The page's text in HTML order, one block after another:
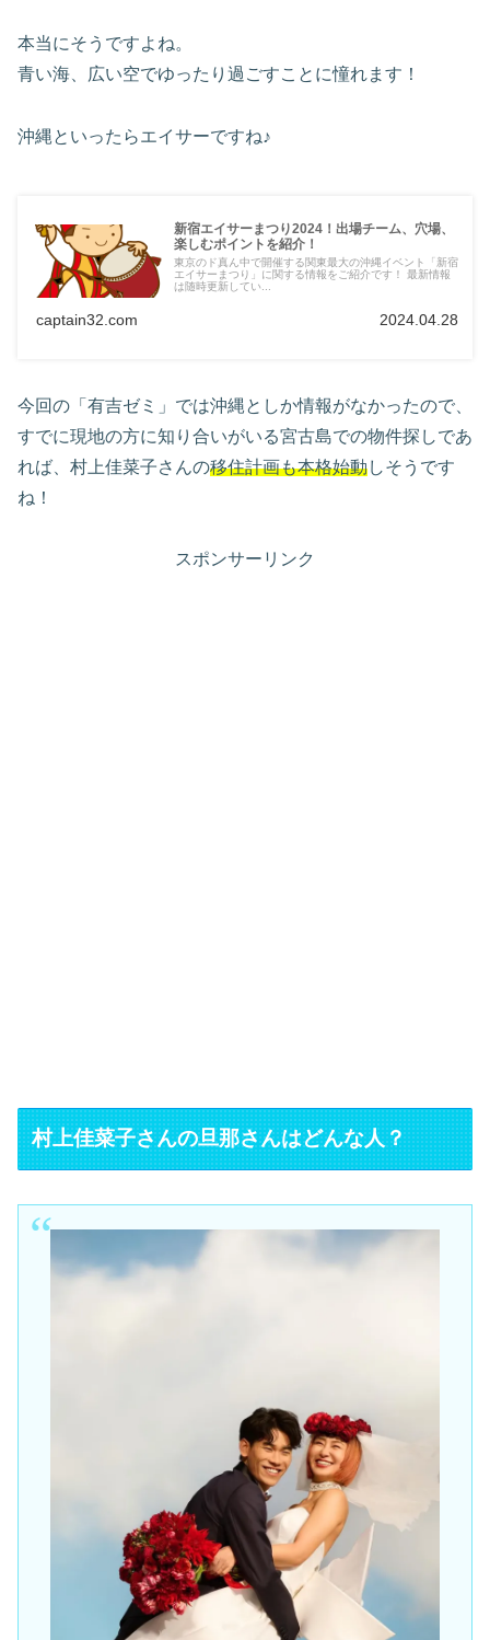
本当にそうですよね。
青い海、広い空でゆったり過ごすことに憧れます！
沖縄といったらエイサーですね♪
新宿エイサーまつり2024！出場チーム、穴場、
楽しむポイントを紹介！
東京のド真ん中で開催する関東最大の沖縄イベント「新宿
エイサーまつり」に関する情報をご紹介です！ 最新情報
は随時更新してい...
captain32.com 2024.04.28
今回の「有吉ゼミ」では沖縄としか情報がなかったので、
すでに現地の方に知り合いがいる宮古島での物件探しであ
れば、村上佳菜子さんの移住計画も本格始動しそうです
ね！
スポンサーリンク
村上佳菜子さんの旦那さんはどんな人？